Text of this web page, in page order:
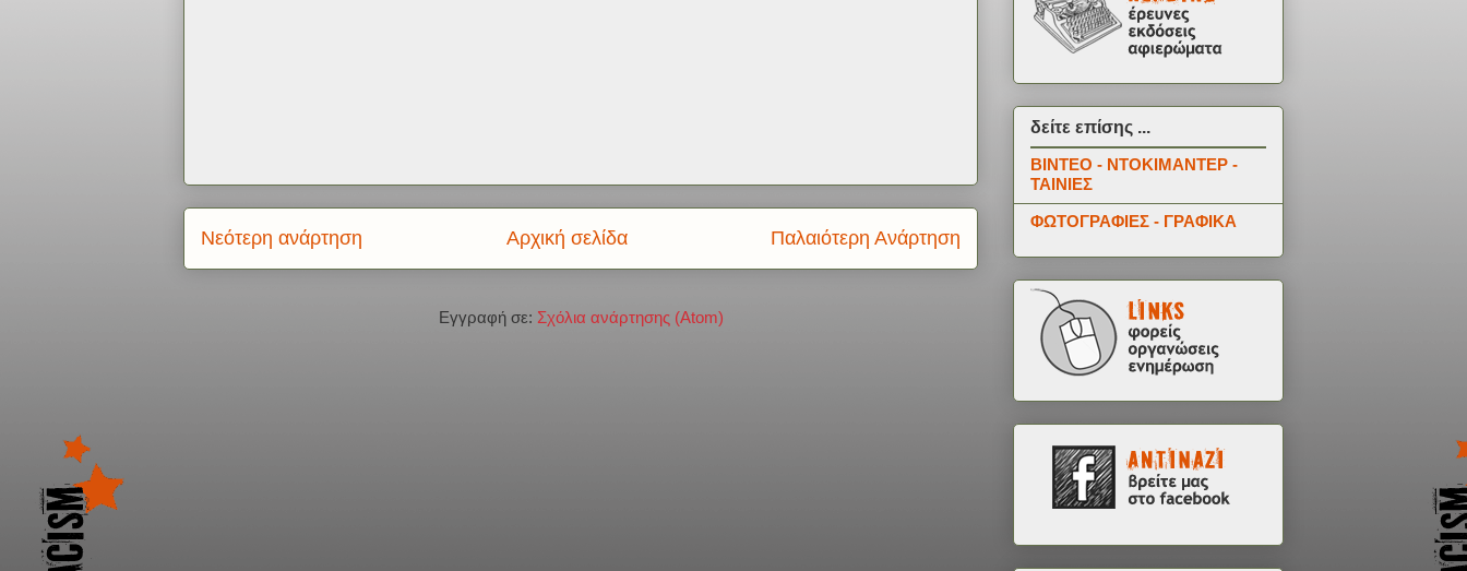
Νεότερη ανάρτηση Παλαιότερη Ανάρτηση
Αρχική σελίδα
Εγγραφή σε: Σχόλια ανάρτησης (Atom)
δείτε επίσης ...
ΒΙΝΤΕΟ - ΝΤΟΚΙΜΑΝΤΕΡ -
ΤΑΙΝΙΕΣ
ΦΩΤΟΓΡΑΦΙΕΣ - ΓΡΑΦΙΚΑ